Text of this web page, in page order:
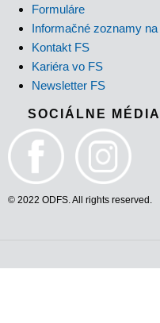
Formuláre
Informačné zoznamy
Kontakt FS
Kariéra vo FS
Newsletter FS
SOCIÁLNE MÉDIA
© 2022 ODFS. All rights reserved.